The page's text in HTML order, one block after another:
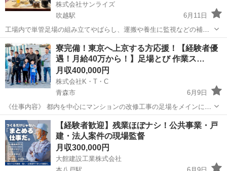
株式会社サンライズ
吹越駅
6月11日
工場内で単管足場の組み立てやばらし、運搬や養生に監視などの補助
作業をします。 日曜日と大型連休が休みで、特に忙しくなければ残業
はありません。 食事や部屋にお金がかからないので、あっという間に
借金も無くなり貯金が貯まります！マ...
青森 上北郡 吹越駅 鳶職
寮完備！東京へ上京する方応援！【経験者優
遇！月給40万から！】足場とび 作業ス…
月収400,000円
株式会社K・T・C
青森市
6月9日
《仕事内容》 都内を中心にマンションの改修工事の足場をメインに行
なっています。 《活かせる経験》 足場作業 その他建設作業経験 《ア
ピールポイント》 現在従業員数9名20代前半～40代活躍...
青森 青森市 鳶職 未経験
【経験者歓迎】残業ほぼナシ！公共事業・戸
建・法人案件の現場監督
月収300,000円
大館建設工業株式会社